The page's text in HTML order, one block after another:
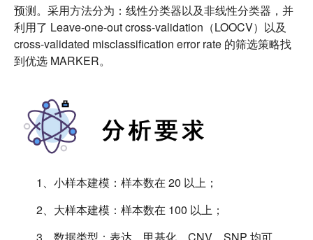
预测。采用方法分为：线性分类器以及非线性分类器，并
利用了 Leave-one-out cross-validation（LOOCV）以及
cross-validated misclassification error rate 的筛选策略找
到优选 MARKER。
1、小样本建模：样本数在 20 以上；
2、大样本建模：样本数在 100 以上；
3、数据类型：表达，甲基化，CNV，SNP 均可。